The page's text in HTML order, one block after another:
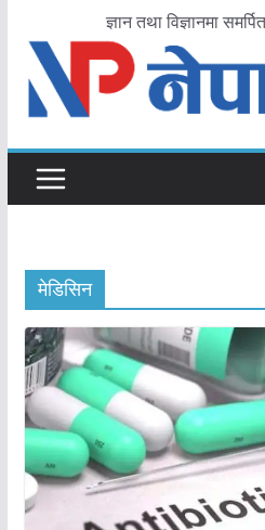
ज्ञान तथा विज्ञानमा
मेडिसिन